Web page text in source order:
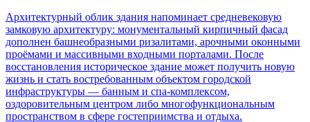
Архитектурный облик здания напоминает средневековую
замковую архитектуру: монументальный кирпичный фасад
дополнен башнеобразными ризалитами, арочными оконными
проёмами и массивными входными порталами. После
восстановления историческое здание может получить новую
жизнь и стать востребованным объектом городской
инфраструктуры — банным и спа-комплексом,
оздоровительным центром либо многофункциональным
пространством в сфере гостеприимства и отдыха.